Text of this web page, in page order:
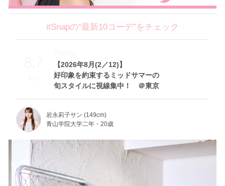
itSnapの“最新10コーデ”をチェック
8.7
Fri
【2026年8月(2／12)】
好印象を約束するミッドサマーの
旬スタイルに視線集中！ ＠東京
Theme
岩永莉子サン (149cm)
青山学院大学二年・20歳